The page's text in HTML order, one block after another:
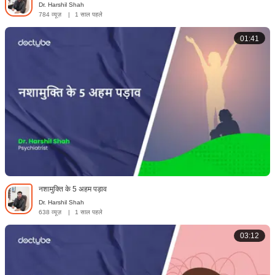
Dr. Harshil Shah
784 व्यूज़
| 1 साल पहले
01:41
नशामुक्ति के 5 अहम पड़ाव
Dr. Harshil Shah
638 व्यूज़
| 1 साल पहले
03:12